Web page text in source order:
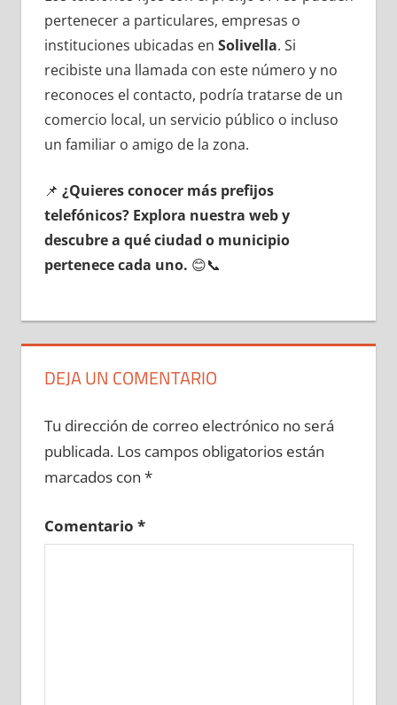
pertenecer а particulares, empresas ο
instituciones ubicadas en Solivella. Si
recibiste una llamada сοn еstе número у no
reconoces el contacto, podría tratarse dе un
comercio local, un servicio público ο incluso
un familiar ο amigo dе la zona.
📌 ¿Quieres conocer mа́s prefijos
telefónicos? Explora nuestra web у
descubre а qué ciudad ο municipio
pertenece cada uno. 😊📞
DEJA UN COMENTARIO
Tu dirección de correo electrónico no será
publicada. Los campos obligatorios están
marcados con *
Comentario *